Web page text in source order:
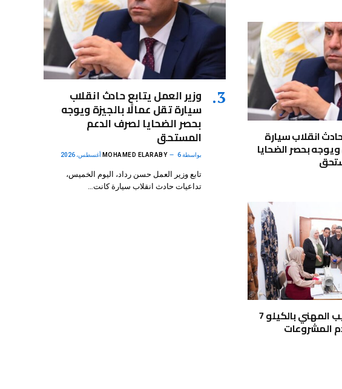
انقلاب سيارة
ويوجه بحصر الضحايا
تطوير مركز التدريب المهني بالكيلو 7
المشروعات
وزير العمل يتابع حادث انقلاب
سيارة تقل عمالًا بالجيزة ويوجه
بحصر الضحايا لصرف الدعم
المستحق
بواسطة MOHAMED ELARABY 6 أغسطس، 2026
تابع وزير العمل حسن رداد، اليوم الخميس،
تداعيات حادث انقلاب سيارة كانت…